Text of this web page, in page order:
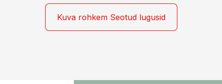
platvormile e-GMP.s ja pakub hulgaliselt võimalusi
tarbesõiduki konfigureerimiseks. Kia PV5 on saadaval
kahe- ja kolmekohalise pakiautona, 5-kohalise
Kuva rohkem Seotud lugusid